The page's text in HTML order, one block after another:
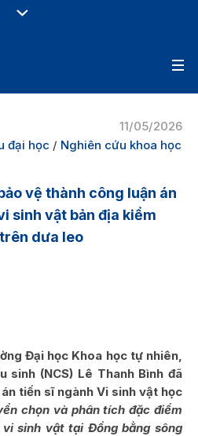
11/05/2026
đại học / Nghiên cứu khoa học
vệ thành công luận án
sinh vật bản địa kiểm
dưa leo
Đại học Khoa học tự nhiên,
sinh (NCS) Lê Thanh Bình đã
tiến sĩ ngành Vi sinh vật học
chọn và phân tích đặc điểm
sinh vật tại Đồng bằng sông